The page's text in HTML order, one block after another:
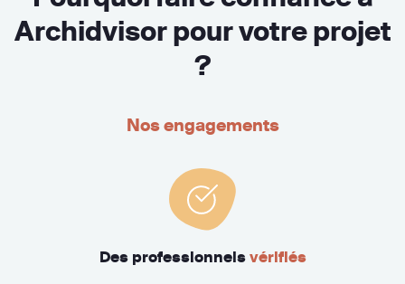
Archidvisor pour votre projet
?
Nos engagements
Des professionnels vérifiés